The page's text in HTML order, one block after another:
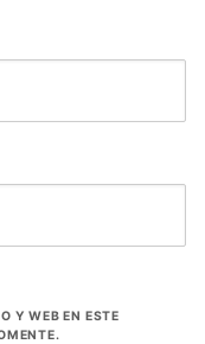
Y WEB EN ESTE